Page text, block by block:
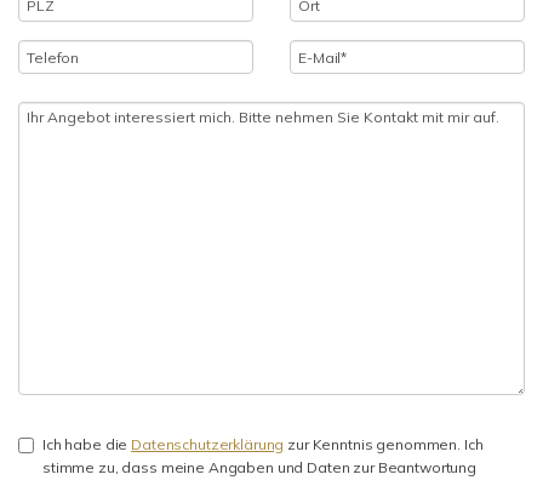
Ich habe die Datenschutzerklärung zur Kenntnis genommen. Ich
stimme zu, dass meine Angaben und Daten zur Beantwortung